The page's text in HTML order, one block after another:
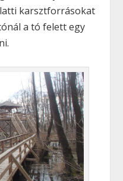
karsztforrásokat
a tó felett egy